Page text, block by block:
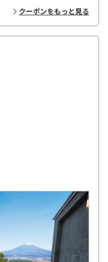
パートナーと
けをラインナップ！
トレンドや
を企画・開発し、お届けし
クーポンをもっと見る